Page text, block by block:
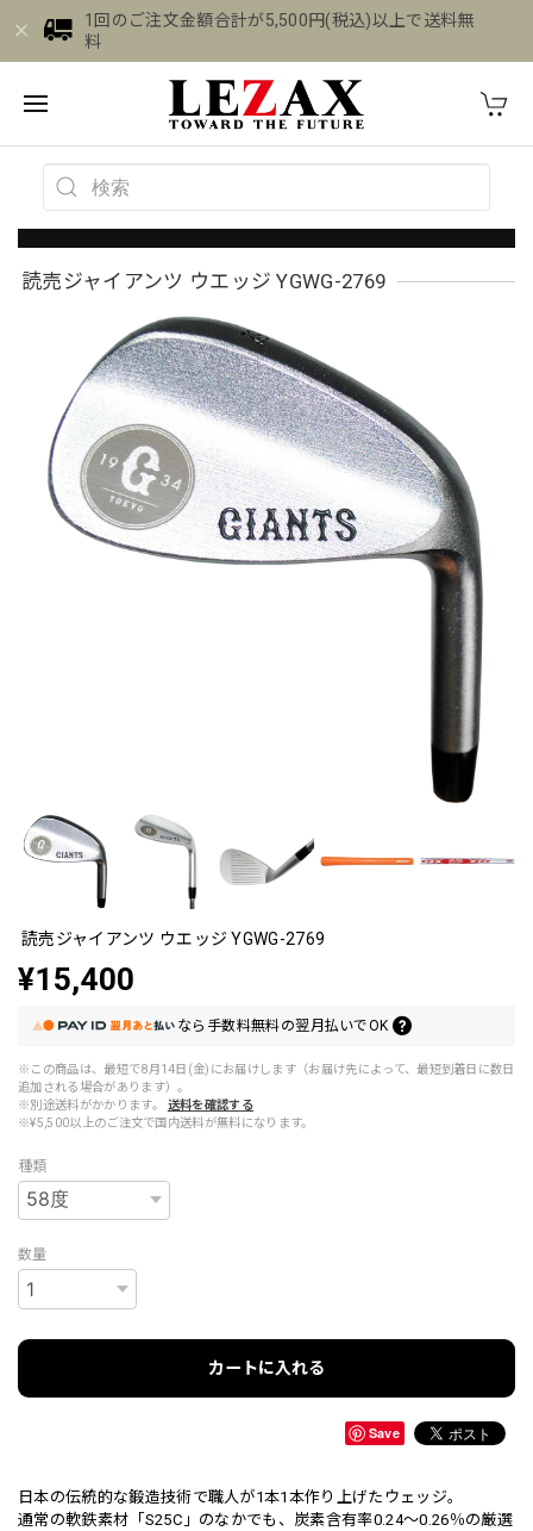
1回のご注文金額合計が5,500円(税込)以上で送料無
料
読売ジャイアンツ ウエッジ YGWG-2769
読売ジャイアンツ ウエッジ YGWG-2769
¥15,400
なら 手数料無料の翌月払いでOK
※この商品は、最短で8月14日(金)にお届けします（お届け先によって、最短到着日に数日
追加される場合があります）。
※別途送料がかかります。
送料を確認する
※¥5,500以上のご注文で国内送料が無料になります。
種類
数量
カートに入れる
Save
日本の伝統的な鍛造技術で職人が1本1本作り上げたウェッジ。
通常の軟鉄素材「S25C」のなかでも、炭素含有率0.24～0.26％の厳選